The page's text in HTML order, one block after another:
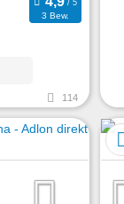
3 Bew.
114